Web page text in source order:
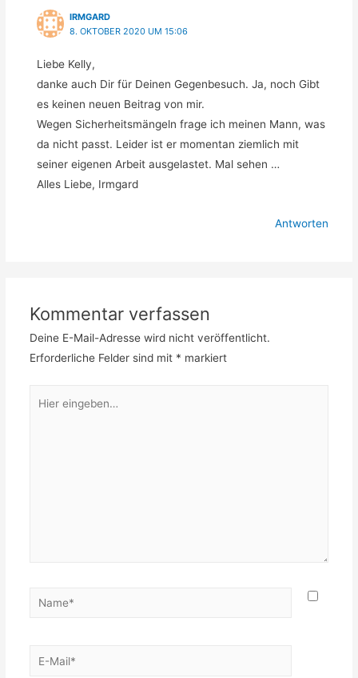
IRMGARD
8. OKTOBER 2020 UM 15:06
Liebe Kelly,
danke auch Dir für Deinen Gegenbesuch. Ja, noch Gibt
es keinen neuen Beitrag von mir.
Wegen Sicherheitsmängeln frage ich meinen Mann, was
da nicht passt. Leider ist er momentan ziemlich mit
seiner eigenen Arbeit ausgelastet. Mal sehen …
Alles Liebe, Irmgard
Antworten
Kommentar verfassen
Deine E-Mail-Adresse wird nicht veröffentlicht.
Erforderliche Felder sind mit * markiert
eingeben…
Name*
E-